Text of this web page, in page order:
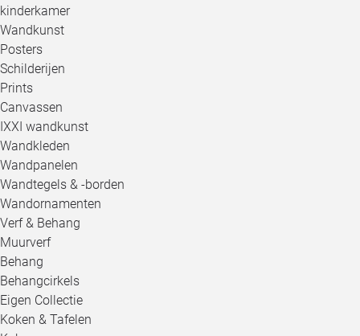
kinderkamer
Wandkunst
Posters
Schilderijen
Prints
Canvassen
IXXI wandkunst
Wandkleden
Wandpanelen
Wandtegels & -borden
Wandornamenten
Verf & Behang
Muurverf
Behang
Behangcirkels
Eigen Collectie
Koken & Tafelen